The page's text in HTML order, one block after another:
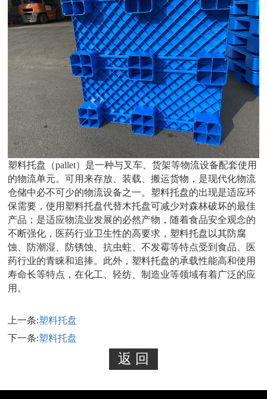
塑料托盘（pallet）是一种与叉车、货架等物流设备配套使用
的物流单元。可用来存放、装载、搬运货物，是现代化物流
仓储中必不可少的物流设备之一。塑料托盘的出现是适应环
保需要，使用塑料托盘代替木托盘可减少对森林破坏的最佳
产品；是适应物流业发展的必然产物，随着食品安全观念的
不断强化，医药行业卫生性的高要求，塑料托盘以其防腐
蚀、防潮湿、防锈蚀、抗虫蛀、不发霉等特点受到食品、医
药行业的青睐和追捧。此外，塑料托盘的承载性能高和使用
寿命长等特点，在化工、轻纺、制造业等领域有着广泛的应
用。
上一条:塑料托盘
下一条:塑料托盘